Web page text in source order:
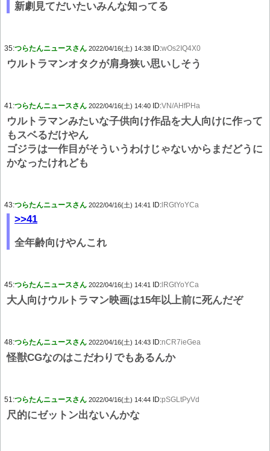
新劇見てだいたいみんな知ってる
35:つらたんニュースさん 2022/04/16(土) 14:38 ID:wOs2IQ4X0
ウルトラマンオタクが肩身狭い思いしそう
41:つらたんニュースさん 2022/04/16(土) 14:40 ID:VN/AHfPHa
ウルトラマンみたいな子供向け作品を大人向けに作って
もスベるだけやん
ゴジラは一作目がそういうわけじゃないからまだどうに
かなったけれども
43:つらたんニュースさん 2022/04/16(土) 14:41 ID: lRGtYoYCa
>>41
全年齢向けやんこれ
45:つらたんニュースさん 2022/04/16(土) 14:41 ID: lRGtYoYCa
大人向けウルトラマン映画は15年以上前に死んだぞ
48:つらたんニュースさん 2022/04/16(土) 14:43 ID:nCR7ieGea
怪獣CGなのはこだわりでもあるんか
51:つらたんニュースさん 2022/04/16(土) 14:44 ID:pSGLtPyVd
尺的にゼットン出ないんかな